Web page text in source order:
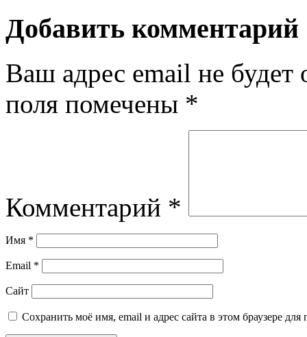
Добавить комментарий
Ваш адрес email не будет
поля помечены *
Комментарий *
Имя *
Email *
Сайт
Сохранить моё имя, email и адрес сайта в этом браузере